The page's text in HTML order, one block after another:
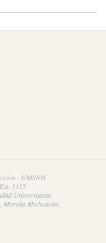
- UMSNH
1115
Universitaria.
Morelia Michoacán.